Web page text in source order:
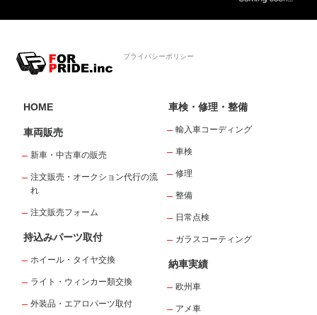
プライバシーポリシー
HOME
車両販売
新車・中古車の販売
注文販売・オークション代行の流
れ
注文販売フォーム
持込みパーツ取付
ホイール・タイヤ交換
ライト・ウィンカー類交換
外装品・エアロパーツ取付
車検・修理・整備
輸入車コーディング
車検
修理
整備
日常点検
ガラスコーティング
納車実績
欧州車
アメ車